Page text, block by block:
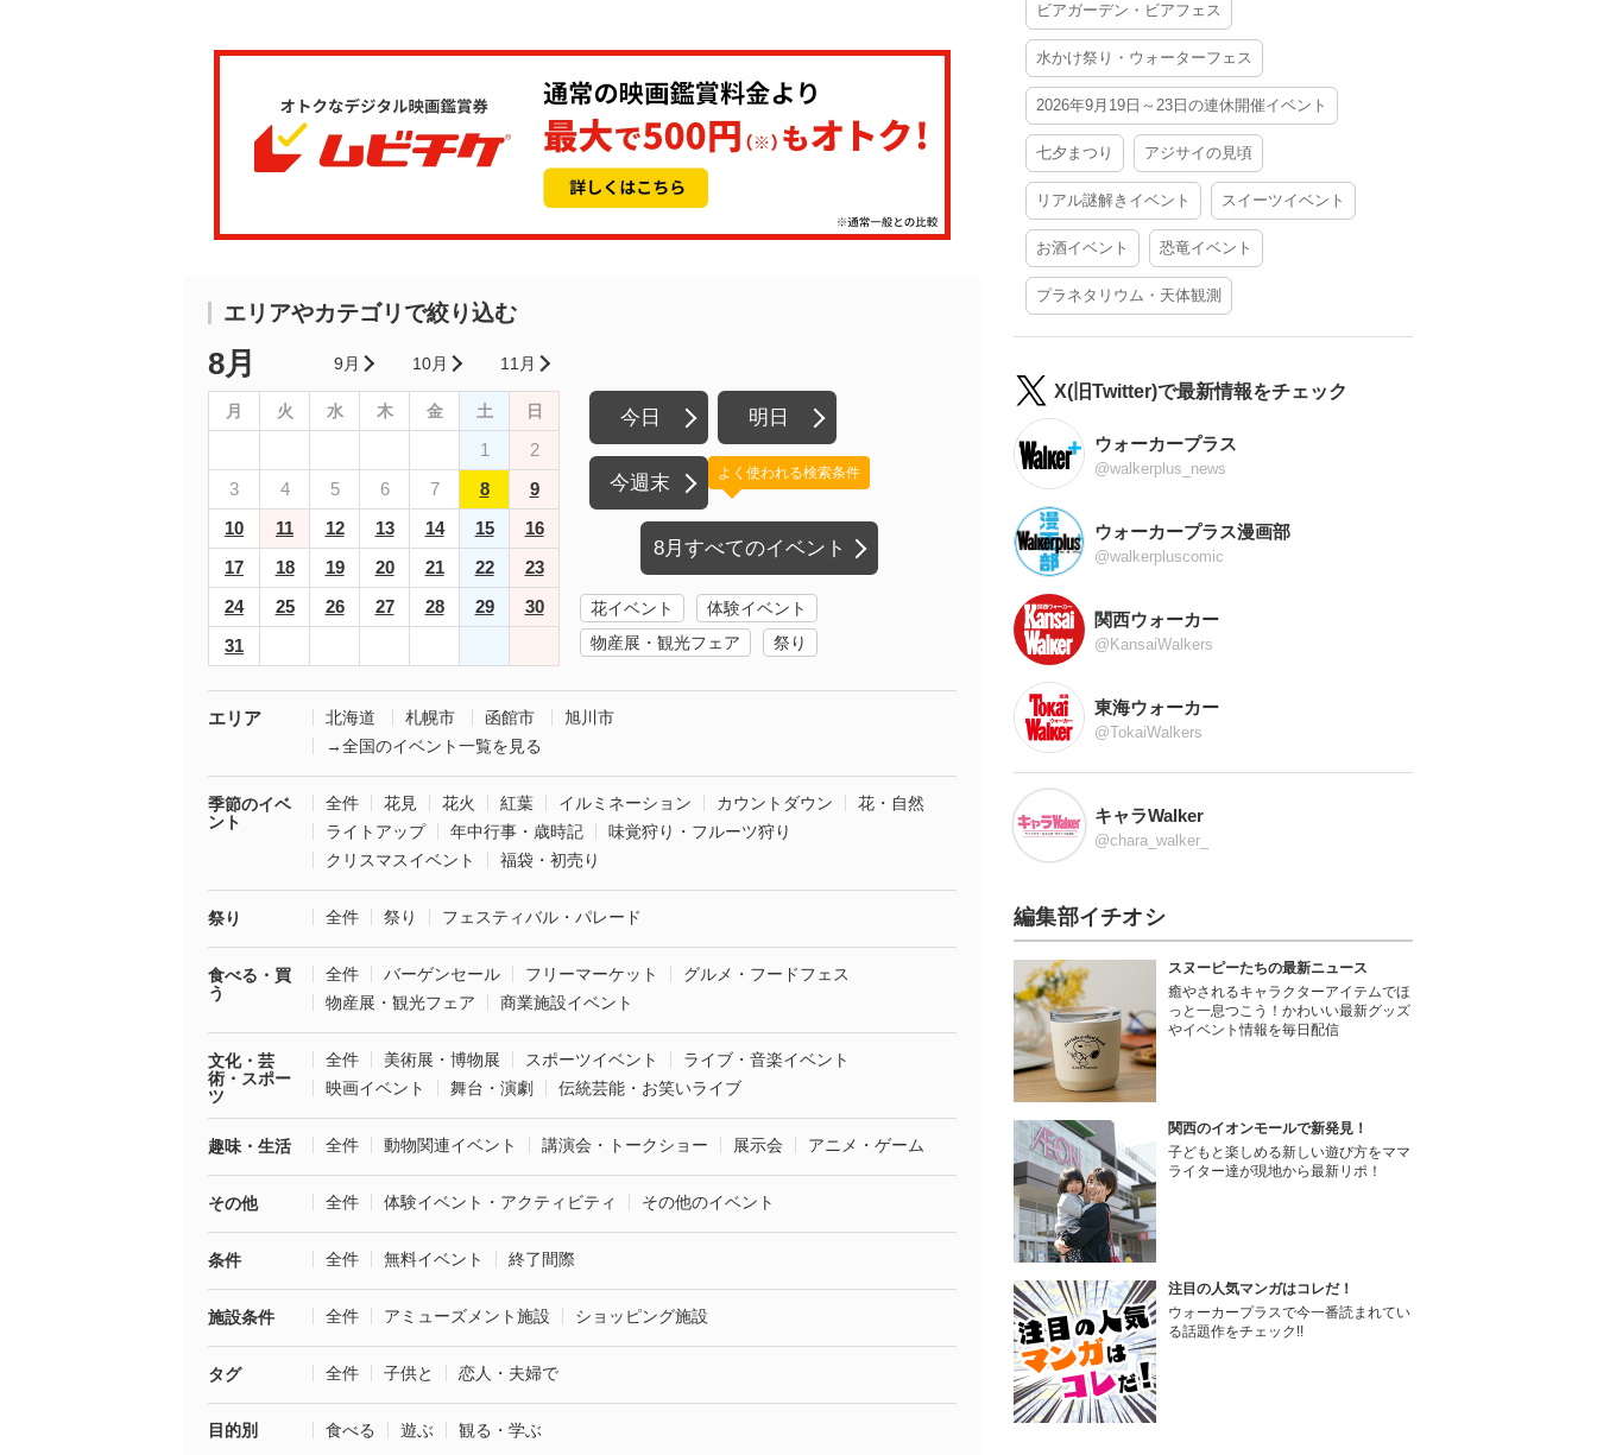
エリアやカテゴリで絞り込む
8月 9月 10月 11月
月 火 水 木 金 土 日
1
2
3
4 5 6 7 8
9
10
11 12 13 14 15
16
17
18 19 20 21 22
23
24
25 26 27 28 29
30
31
今日 明日
今週末
8月すべてのイベント
よく使われる検索条件
花イベント
体験イベント
物産展・観光フェア
祭り
エリア 北海道 札幌市 函館市
旭川市
→全国のイベント一覧を見る
季節のイベ
ント
全件 花見 花火 紅葉 イルミネーション カウントダウン
花・自然
ライトアップ
年中行事・歳時記
味覚狩り・フルーツ狩り
クリスマスイベント
福袋・初売り
祭り 全件 祭り フェスティバル・パレード
食べる・買
う
全件 バーゲンセール フリーマーケット
グルメ・フードフェス
物産展・観光フェア
商業施設イベント
文化・芸
術・スポー
ツ
全件 美術展・博物展 スポーツイベント
ライブ・音楽イベント
映画イベント
舞台・演劇 伝統芸能・お笑いライブ
趣味・生活 全件 動物関連イベント 講演会・トークショー 展示会 アニメ・ゲーム
その他 全件 体験イベント・アクティビティ その他のイベント
条件 全件 無料イベント 終了間際
施設条件 全件 アミューズメント施設 ショッピング施設
タグ 全件 子供と 恋人・夫婦で
目的別 食べる 遊ぶ 観る・学ぶ
ビアガーデン・ビアフェス
水かけ祭り・ウォーターフェス
2026年9月19日～23日の連休開催イベント
七夕まつり アジサイの見頃
リアル謎解きイベント スイーツイベント
お酒イベント 恐竜イベント
プラネタリウム・天体観測
X(旧Twitter)で最新情報をチェック
ウォーカープラス
@walkerplus_news
ウォーカープラス漫画部
@walkerpluscomic
関西ウォーカー
@KansaiWalkers
東海ウォーカー
@TokaiWalkers
キャラWalker
@chara_walker_
編集部イチオシ
スヌーピーたちの最新ニュース
癒やされるキャラクターアイテムでほ
っと一息つこう！かわいい最新グッズ
やイベント情報を毎日配信
関西のイオンモールで新発見！
子どもと楽しめる新しい遊び方をママ
ライター達が現地から最新リポ！
注目の人気マンガはコレだ！
ウォーカープラスで今一番読まれてい
る話題作をチェック!!